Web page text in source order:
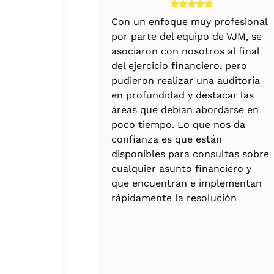
Con un enfoque muy profesional
por parte del equipo de VJM, se
asociaron con nosotros al final
del ejercicio financiero, pero
pudieron realizar una auditoría
en profundidad y destacar las
áreas que debían abordarse en
poco tiempo. Lo que nos da
confianza es que están
disponibles para consultas sobre
cualquier asunto financiero y
que encuentran e implementan
rápidamente la resolución